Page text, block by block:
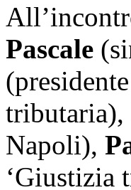
Pascale
tributaria),
Napoli),
‘Giustizia